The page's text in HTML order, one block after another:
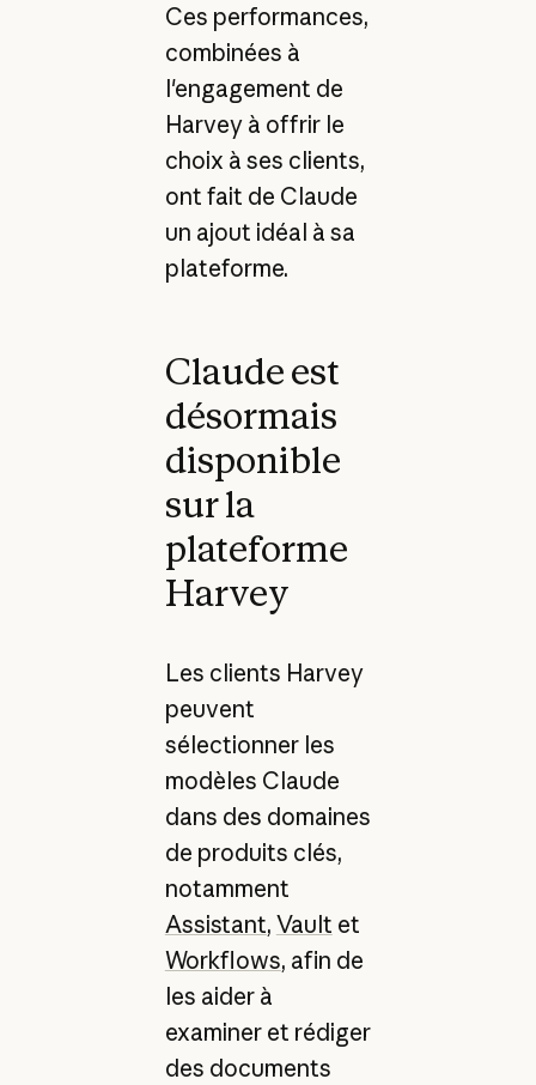
Ces performances,
combinées à
l'engagement de
Harvey à offrir le
choix à ses clients,
ont fait de Claude
un ajout idéal à sa
plateforme.
Claude est
désormais
disponible
sur la
plateforme
Harvey
Les clients Harvey
peuvent
sélectionner les
modèles Claude
dans des domaines
de produits clés,
notamment
Assistant, Vault et
Workflows, afin de
les aider à
examiner et rédiger
des documents